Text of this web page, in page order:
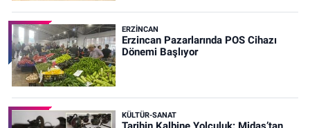
ERZINCAN
Erzincan Pazarlarında POS Cihazı
Dönemi Başlıyor
KÜLTÜR-SANAT